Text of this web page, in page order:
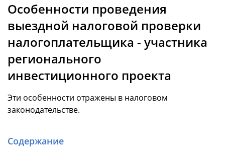
Особенности проведения
выездной налоговой проверки
налогоплательщика - участника
регионального
инвестиционного проекта
Эти особенности отражены в налоговом
законодательстве.
Содержание